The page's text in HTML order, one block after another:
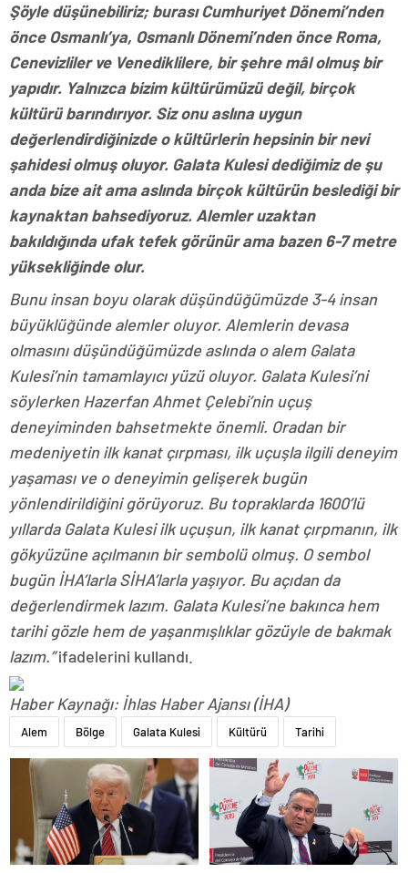
Şöyle düşünebiliriz; burası Cumhuriyet Dönemi’nden
önce Osmanlı’ya, Osmanlı Dönemi’nden önce Roma,
Cenevizliler ve Venediklilere, bir şehre mâl olmuş bir
yapıdır. Yalnızca bizim kültürümüzü değil, birçok
kültürü barındırıyor. Siz onu aslına uygun
değerlendirdiğinizde o kültürlerin hepsinin bir nevi
şahidesi olmuş oluyor. Galata Kulesi dediğimiz de şu
anda bize ait ama aslında birçok kültürün beslediği bir
kaynaktan bahsediyoruz. Alemler uzaktan
bakıldığında ufak tefek görünür ama bazen 6-7 metre
yüksekliğinde olur.
Bunu insan boyu olarak düşündüğümüzde 3-4 insan
büyüklüğünde alemler oluyor. Alemlerin devasa
olmasını düşündüğümüzde aslında o alem Galata
Kulesi’nin tamamlayıcı yüzü oluyor. Galata Kulesi’ni
söylerken Hazerfan Ahmet Çelebi’nin uçuş
deneyiminden bahsetmekte önemli. Oradan bir
medeniyetin ilk kanat çırpması, ilk uçuşla ilgili deneyim
yaşaması ve o deneyimin gelişerek bugün
yönlendirildiğini görüyoruz. Bu topraklarda 1600’lü
yıllarda Galata Kulesi ilk uçuşun, ilk kanat çırpmanın, ilk
gökyüzüne açılmanın bir sembolü olmuş. O sembol
bugün İHA’larla SİHA’larla yaşıyor. Bu açıdan da
değerlendirmek lazım. Galata Kulesi’ne bakınca hem
tarihi gözle hem de yaşanmışlıklar gözüyle de bakmak
lazım.”ifadelerini kullandı.
Haber Kaynağı: İhlas Haber Ajansı (İHA)
Alem Bölge Galata Kulesi Kültürü Tarihi